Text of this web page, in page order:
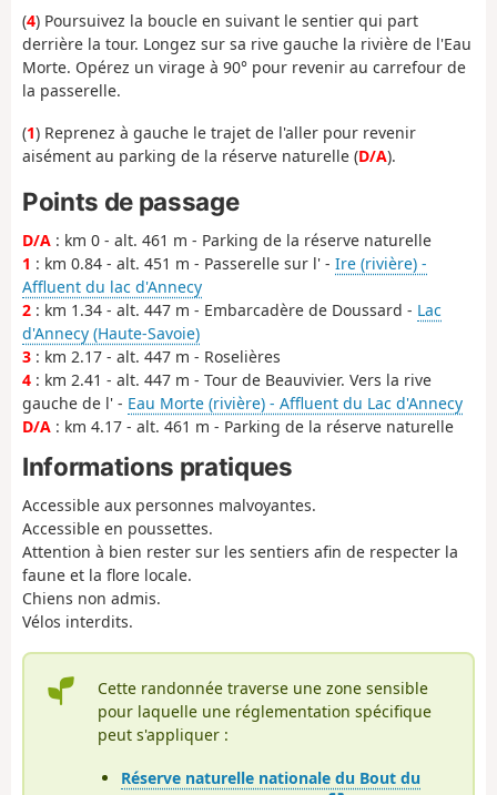
(4) Poursuivez la boucle en suivant le sentier qui part
derrière la tour. Longez sur sa rive gauche la rivière de l'Eau
Morte. Opérez un virage à 90° pour revenir au carrefour de
la passerelle.
(1) Reprenez à gauche le trajet de l'aller pour revenir
aisément au parking de la réserve naturelle (D/A).
Points de passage
D/A : km 0 - alt. 461 m - Parking de la réserve naturelle
1 : km 0.84 - alt. 451 m - Passerelle sur l' - Ire (rivière) -
Affluent du lac d'Annecy
2 : km 1.34 - alt. 447 m - Embarcadère de Doussard - Lac
d'Annecy (Haute-Savoie)
3 : km 2.17 - alt. 447 m - Roselières
4 : km 2.41 - alt. 447 m - Tour de Beauvivier. Vers la rive
gauche de l' - Eau Morte (rivière) - Affluent du Lac d'Annecy
D/A : km 4.17 - alt. 461 m - Parking de la réserve naturelle
Informations pratiques
Accessible aux personnes malvoyantes.
Accessible en poussettes.
Attention à bien rester sur les sentiers afin de respecter la
faune et la flore locale.
Chiens non admis.
Vélos interdits.
Cette randonnée traverse une zone sensible
pour laquelle une réglementation spécifique
peut s'appliquer :
Réserve naturelle nationale du Bout du